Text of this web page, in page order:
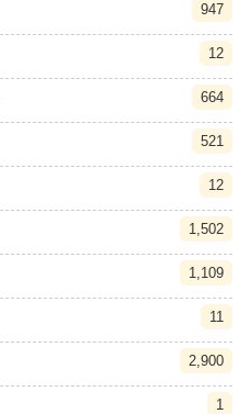
947
12
664
521
12
1,502
1,109
11
2,900
1